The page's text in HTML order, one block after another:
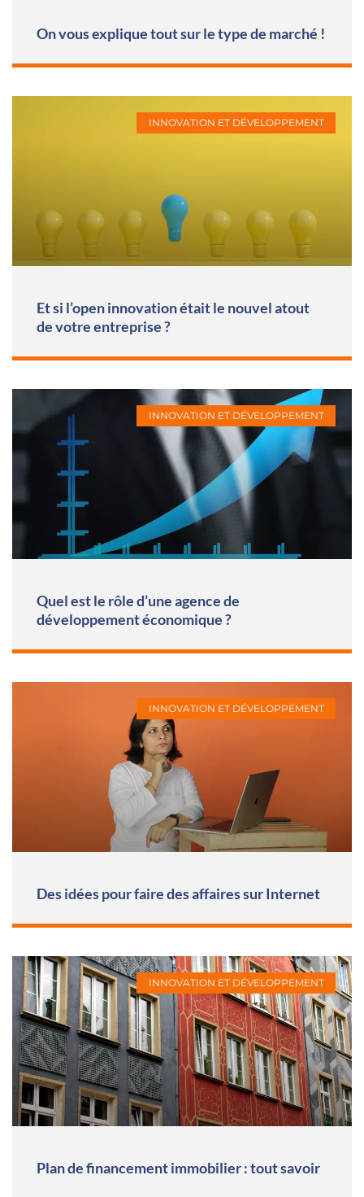
On vous explique tout sur le type de marché !
INNOVATION ET DÉVELOPPEMENT
Et si l’open innovation était le nouvel atout
de votre entreprise ?
INNOVATION ET DÉVELOPPEMENT
Quel est le rôle d’une agence de
développement économique ?
INNOVATION ET DÉVELOPPEMENT
Des idées pour faire des affaires sur Internet
INNOVATION ET DÉVELOPPEMENT
Plan de financement immobilier : tout savoir